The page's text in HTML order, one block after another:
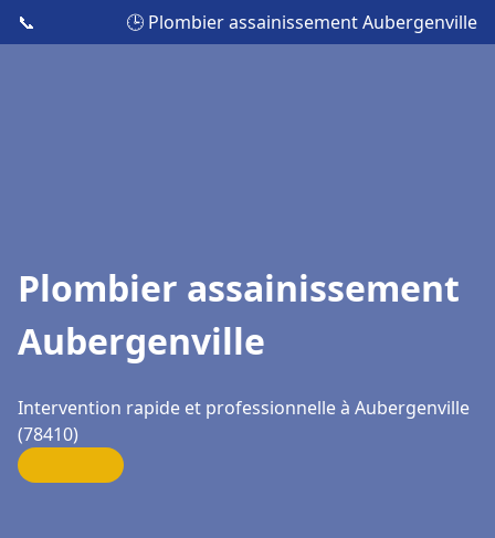
📞 🕒 Plombier assainissement Aubergenville
Plombier assainissement
Aubergenville
Intervention rapide et professionnelle à Aubergenville
(78410)